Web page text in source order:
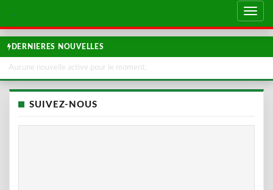
تبديل
DERNIERES NOUVELLES
Aucune nouvelle active pour le moment.
SUIVEZ-NOUS